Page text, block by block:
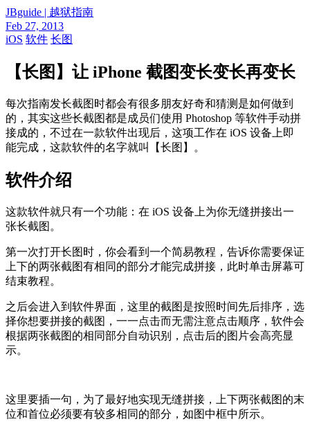
JBguide | 越狱指南
Feb 27, 2013
iOS 软件 长图
【长图】让 iPhone 截图变长变长再变长
每次指南发长截图时都会有很多朋友好奇和猜测是如何做到
的，其实这些长截图都是成员们使用 Photoshop 等软件手动拼
接成的，不过在一款软件出现后，这项工作在 iOS 设备上即
能完成，这款软件的名字就叫【长图】。
软件介绍
这款软件就只有一个功能：在 iOS 设备上为你无缝拼接出一
张长截图。
第一次打开长图时，你会看到一个简易教程，告诉你需要保证
上下的两张截图有相同的部分才能完成拼接，此时单击屏幕可
结束教程。
之后会进入到软件界面，这里的截图是按照时间先后排序，选
择你想要拼接的截图，一一点击而无需注意点击顺序，软件会
根据两张截图的相同部分自动识别，点击后的图片会高亮显
示。
这里要插一句，为了最好地实现无缝拼接，上下两张截图的末
位和首位必须要有较多相同的部分，如图中框中所示。